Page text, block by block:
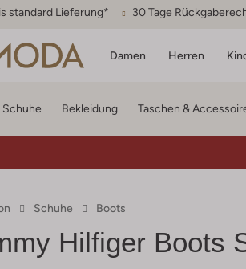
standard Lieferung* 30 Tage
Damen Herren
Schuhe Bekleidung Taschen &
Schuhe Boots
Hilfiger Boots